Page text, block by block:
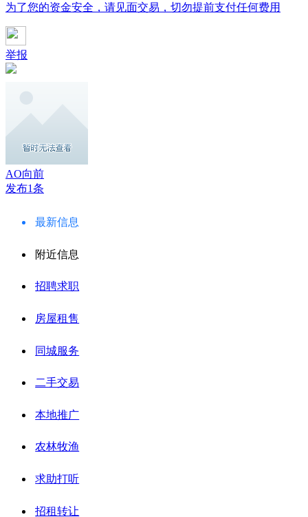
为了您的资金安全，请见面交易，切勿提前支付任何费用
举报
AO向前
发布1条
最新信息
附近信息
招聘求职
房屋租售
同城服务
二手交易
本地推广
农林牧渔
求助打听
招租转让